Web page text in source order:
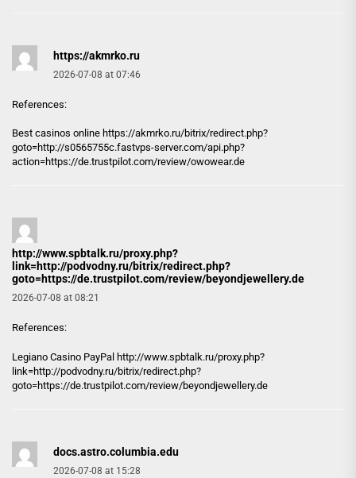
https://akmrko.ru
2026-07-08 at 07:46
References:
Best casinos online https://akmrko.ru/bitrix/redirect.php?
goto=http://s0565755c.fastvps-server.com/api.php?
action=https://de.trustpilot.com/review/owowear.de
http://www.spbtalk.ru/proxy.php?
link=http://podvodny.ru/bitrix/redirect.php?
goto=https://de.trustpilot.com/review/beyondjewellery.de
2026-07-08 at 08:21
References:
Legiano Casino PayPal http://www.spbtalk.ru/proxy.php?
link=http://podvodny.ru/bitrix/redirect.php?
goto=https://de.trustpilot.com/review/beyondjewellery.de
docs.astro.columbia.edu
2026-07-08 at 15:28